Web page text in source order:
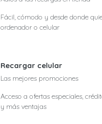
Fácil, cómodo y desde donde
ordenador o celular
Recargar celular
Las mejores promociones
Acceso a ofertas especiales,
y más ventajas